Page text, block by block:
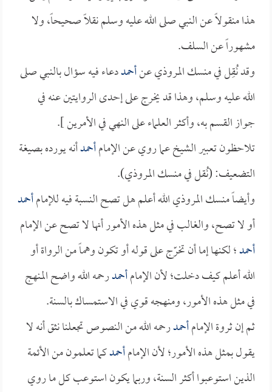
هذا منقولاً عن النبي صلى الله عليه وسلم نقلاً صحيحاً، ولا
مشهوراً عن السلف.
وقد نُقِل في منسك المروذي عنأحمددعاء فيه سؤال بالنبي صلى
الله عليه وسلم، وهذا قد يخرج على إحدى الروايتين عنه في
جواز القسم به، وأكثر العلماء على النهي في الأمرين ].
تلاحظون تعبير الشيخ عما روي عن الإمامأحمدأنه يورده بصيغة
التضعيف: (نُقل في منسك المروذي).
وأيضاً منسك المروذي الله أعلم هل تصح النسبة فيه للإمامأحمد
أو لا تصح، والغالب في مثل هذه الأمور أنها لا تصح عن الإمام
أحمد؛ لكنها إما أن تخرّج على قوله أو تكون وهماً من الرواة أو
الله أعلم كيف دخلت؛ لأن الإمامأحمدرحمه الله واضح المنهج
في مثل هذه الأمور، ومنهجه قوي في الاستمساك بالسنة.
ثم إن ثروة الإمامأحمدرحمه الله من النصوص تجعلنا نثق أنه لا
يقول بمثل هذه الأمور؛ لأن الإمامأحمدكما تعلمون من الأئمة
الذين استوعبوا أكثر السنة، وربما يكون استوعب كل ما روي